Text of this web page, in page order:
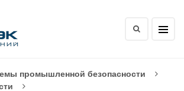
промышленной безопасности